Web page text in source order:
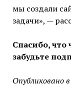
мы создали
задачи», —
Спасибо,
забудьте
Опубликовано в